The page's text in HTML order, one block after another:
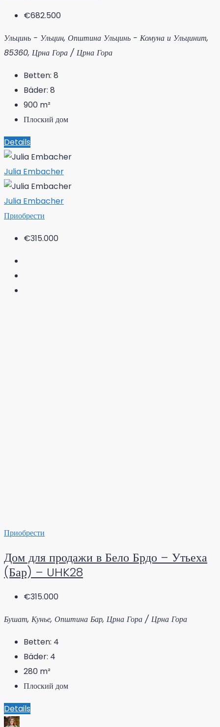
€682.500
Ульцинь - Ульцин, Општина Ульцинь - Комуна и Ульцинит,
85360, Црна Гора / Црна Гора
Betten: 8
Bäder: 8
900 m²
Плоский дом
Details
Julia Embacher
Julia Embacher
Приобрести
€315.000
Приобрести
Дом для продажи в Бело Брдо – Утьеха
(Бар) – UHK28
€315.000
Бушат, Кунье, Општина Бар, Црна Гора / Црна Гора
Betten: 4
Bäder: 4
280 m²
Плоский дом
Details